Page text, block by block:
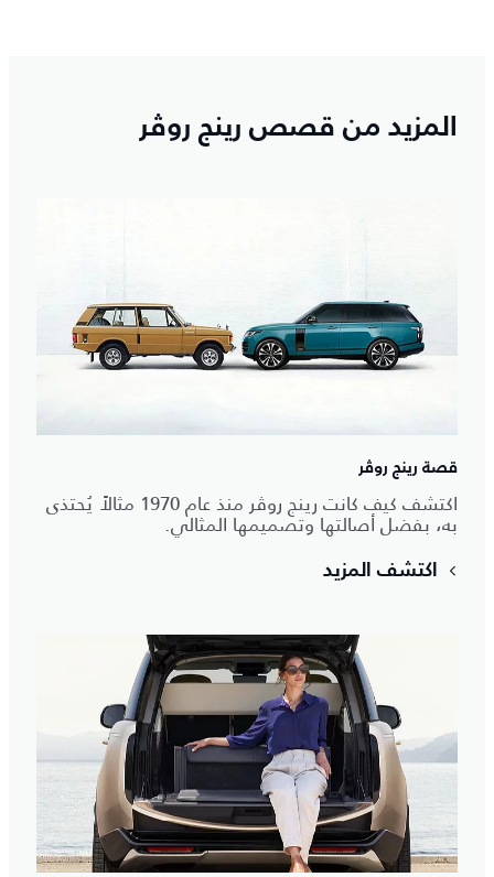
المزيد من قصص رينج روڤر
قصة رينج روڤر
اكتشف كيف كانت رينج روڤر منذ عام 1970 مثالاً يُحتذى
به، بفضل أصالتها وتصميمها المثالي.
اكتشف المزيد